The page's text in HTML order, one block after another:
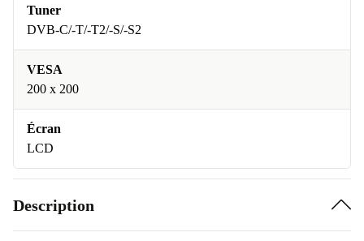
Tuner
DVB-C/-T/-T2/-S/-S2
VESA
200 x 200
Écran
LCD
Description